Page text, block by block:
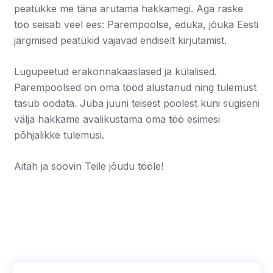
peatükke me täna arutama hakkamegi. Aga raske
töö seisab veel ees: Parempoolse, eduka, jõuka Eesti
järgmised peatükid vajavad endiselt kirjutamist.
Lugupeetud erakonnakaaslased ja külalised.
Parempoolsed on oma tööd alustanud ning tulemust
tasub oodata. Juba juuni teisest poolest kuni sügiseni
välja hakkame avalikustama oma töö esimesi
põhjalikke tulemusi.
Aitäh ja soovin Teile jõudu tööle!